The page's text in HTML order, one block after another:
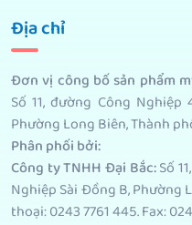
Địa chỉ
Đơn vị công bố sản phẩm
Số 11, đường Công
Phường Long Biên, Thành
Phân phối bởi:
Công ty TNHH Đại Bắc:Số
Nghiệp Sài Đồng B, Phường
thoại: 0243 7761 445. Fax: